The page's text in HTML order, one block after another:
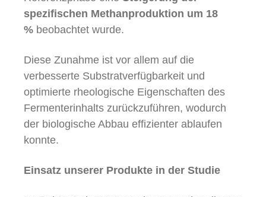
spezifischen Methanproduktion um 18
% beobachtet wurde.
Diese Zunahme ist vor allem auf die
verbesserte Substratverfügbarkeit und
optimierte rheologische Eigenschaften des
Fermenterinhalts zurückzuführen, wodurch
der biologische Abbau effizienter ablaufen
konnte.
Einsatz unserer Produkte in der Studie